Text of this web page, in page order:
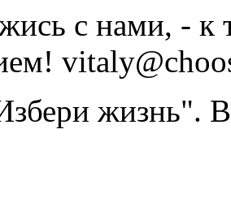
с нами, - к
жизнь".